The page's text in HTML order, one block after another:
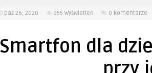
paź 26, 2020 955 Wyświetleń 0 Komentarze
Smartfon dla